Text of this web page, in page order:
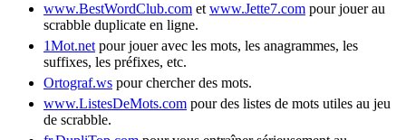
www.BestWordClub.com et www.Jette7.com pour jouer au
scrabble duplicate en ligne.
1Mot.net pour jouer avec les mots, les anagrammes, les
suffixes, les préfixes, etc.
Ortograf.ws pour chercher des mots.
www.ListesDeMots.com pour des listes de mots utiles au jeu
de scrabble.